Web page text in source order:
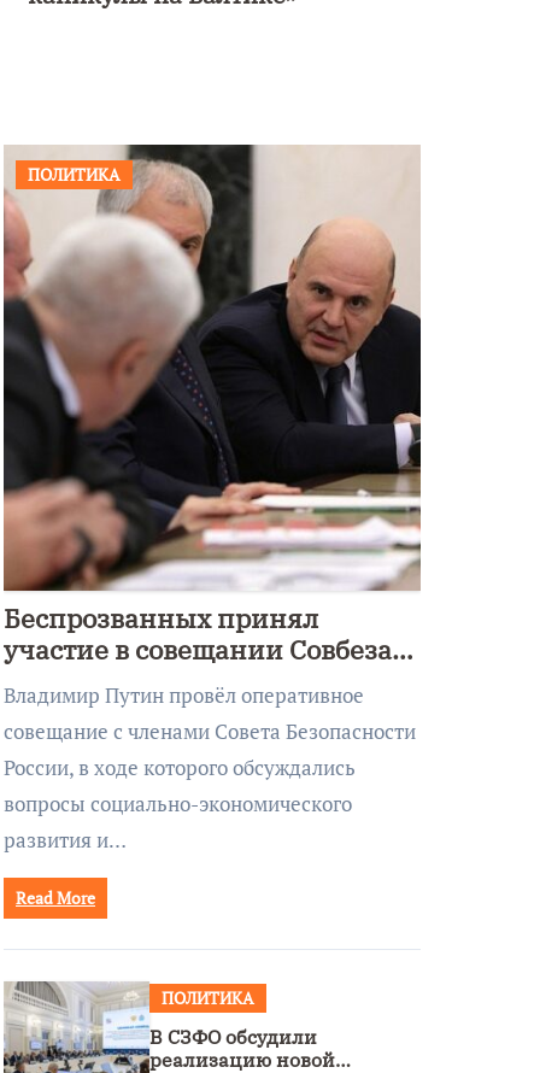
ПОЛИТИКА
Беспрозванных принял
участие в совещании Совбеза
под руководством Путина
Владимир Путин провёл оперативное
совещание с членами Совета Безопасности
России, в ходе которого обсуждались
вопросы социально-экономического
развития и…
Read More
ПОЛИТИКА
В СЗФО обсудили
реализацию новой